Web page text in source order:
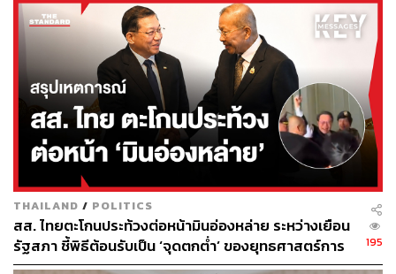
สำหรับแนวทางการตรวจสอบหลังจากนี้ ศิริกัญญาระบุว่าจะ
ใช้กลไกของกรรมาธิการวิสามัญพิจารณา พ.ร.ก. กู้เงิน และ
คณะกรรมาธิการวิสามัญพิจารณางบประมาณปี 2570 เพื่อ
ตรวจสอบความซ้ำซ้อน เนื่องจากในงบประมาณปี 2570 มี
โครงการที่เกี่ยวข้องกับการเปลี่ยนผ่านพลังงานวงเงินกว่า
7,000 ล้านบาท
นอกจากนี้ ยังมีรายการงบกลางปี 2570 สำหรับโครงการฟื้นฟู
เศรษฐกิจเพื่อรองรับความผันผวนของราคาพลังงาน วงเงิน
12,000 ล้านบาท ซึ่งกำหนดให้หน่วยงานที่มีเงินสะสมออกงบ
ประมาณร่วมกับรัฐบาล หากรวมวงเงินทั้งหมดอาจสูงถึง
212,000 ล้านบาท ทางพรรคจะพิจารณาความซ้ำซ้อนใน
THAILAND / POLITICS
สส. ไทยตะโกนประท้วงต่อหน้ามินอ่องหล่าย ระหว่างเยือน
รัฐสภา ชี้พิธีต้อนรับเป็น ‘จุดตกต่ำ’ ของยุทธศาสตร์การ
ทูตไทย
195